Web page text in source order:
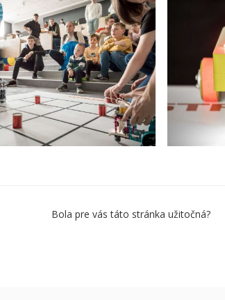
Bola pre vás táto stránka užitočná?